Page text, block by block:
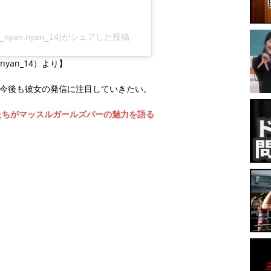
がシェアした投稿
）より】
も彼女の発信に注目していきたい。
がマッスルガールズバーの魅力を語る